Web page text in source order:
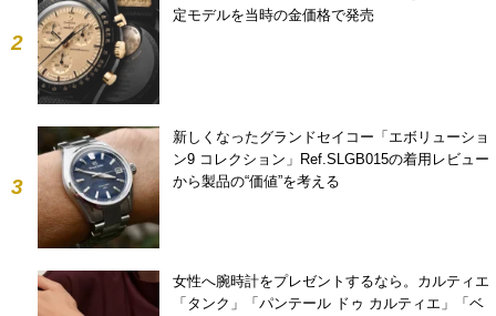
2
定モデルを当時の金価格で発売
3
新しくなったグランドセイコー「エボリューショ
ン9 コレクション」Ref.SLGB015の着用レビュー
から製品の“価値”を考える
女性へ腕時計をプレゼントするなら。カルティエ
「タンク」「パンテール ドゥ カルティエ」「ベ